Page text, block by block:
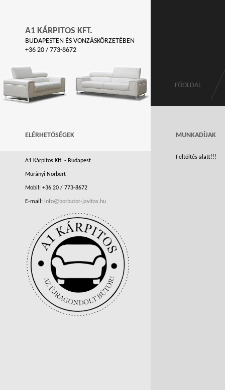
A1 KÁRPITOS KFT.
BUDAPESTEN ÉS VONZÁSKÖRZETÉBEN
+36 20 / 773-8672
FŐOLDAL
ELÉRHETŐSÉGEK
A1 Kárpitos Kft. - Budapest
Murányi Norbert
Mobil: +36 20 / 773-8672
E-mail: info@borbutor-javitas.hu
MUNKADÍJAK
Feltöltés alatt!!!